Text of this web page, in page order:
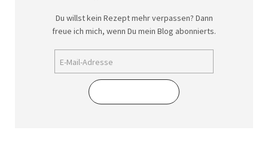
Du willst kein Rezept mehr verpassen? Dann
freue ich mich, wenn Du mein Blog abonnierts.